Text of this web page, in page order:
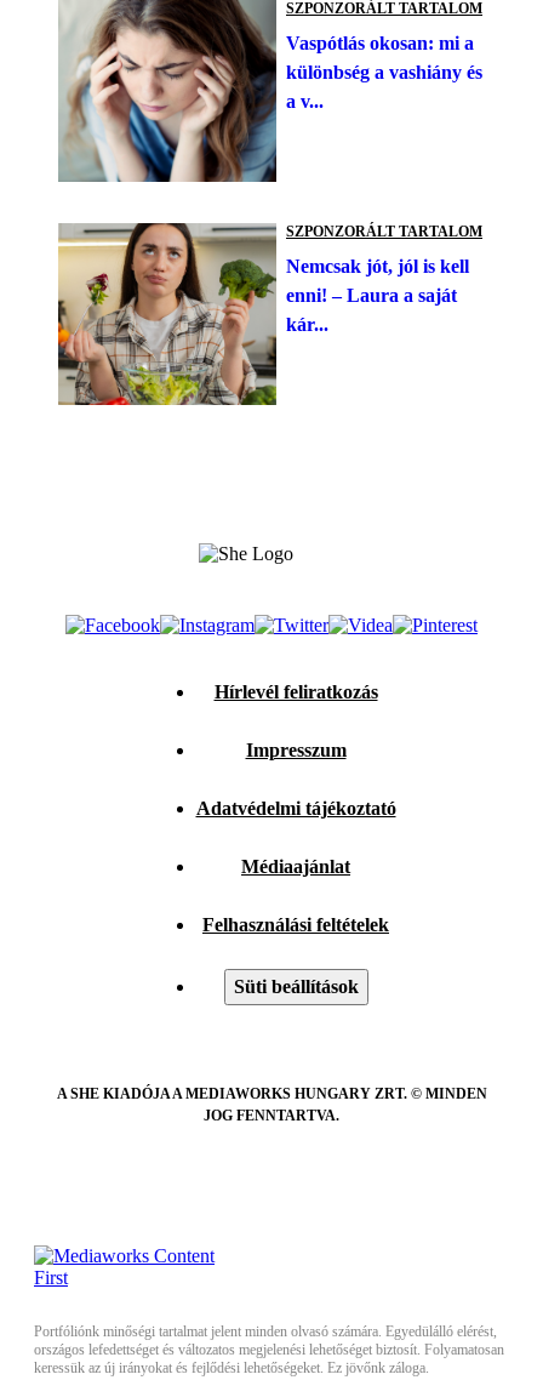
SZPONZORÁLT TARTALOM
Vaspótlás okosan: mi a
különbség a vashiány és
a v...
SZPONZORÁLT TARTALOM
Nemcsak jót, jól is kell
enni! – Laura a saját
kár...
Hírlevél feliratkozás
Impresszum
Adatvédelmi tájékoztató
Médiaajánlat
Felhasználási feltételek
Süti beállítások
A SHE KIADÓJA A MEDIAWORKS HUNGARY ZRT. © MINDEN
JOG FENNTARTVA.
Portfóliónk minőségi tartalmat jelent minden olvasó számára. Egyedülálló elérést,
országos lefedettséget és változatos megjelenési lehetőséget biztosít. Folyamatosan
keressük az új irányokat és fejlődési lehetőségeket. Ez jövőnk záloga.